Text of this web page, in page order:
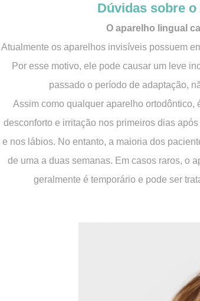
Dúvidas sobre
O aparelho lingual
Atualmente os aparelhos invisíveis possuem
Por esse motivo, ele pode causar um leve
passado o período de adaptação,
Assim como qualquer aparelho
desconforto e irritação nos primeiros dias
e nos lábios. No entanto, a maioria dos
de uma a duas semanas. Em casos raros, o
geralmente é temporário e pode ser